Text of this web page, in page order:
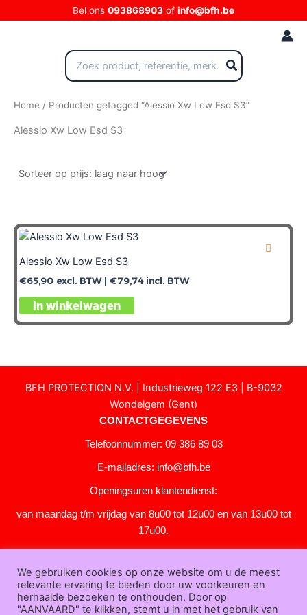
naar
Bel ons 093868903 of info@bfh.be
Zoeken
naar:
Home / Producten getagged “Alessio Xw Low Esd S3”
Alessio Xw Low Esd S3
Alessio Xw Low Esd S3
€65,90 excl. BTW | €79,74incl. BTW
In winkelwagen
BFH PROTECTION N.V. | Industrieweg 122 E3 | B-9032
Wondelgem (Gent)
CONTACTGEGEVENS
Telefoonnummer: 09 386 89 03
E-mailadres: info@bfh.be
Openingsuren klantendienst:
van maandag t/m vrijdag van 8u00 tot 12u00 en van 13u00 tot
17u00.
KLANTENSERVICE
Over
ons|Bedrijfsgegevens|F.A.Q.|Bestelprocedure|Betaling|
We gebruiken cookies op onze website om u de meest
relevante ervaring te bieden door uw voorkeuren en
herhaalde bezoeken te onthouden. Door op
"AANVAARD" te klikken, stemt u in met het gebruik van